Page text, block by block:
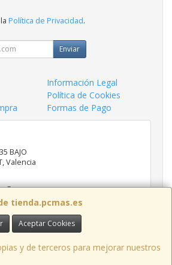
tienda.pcmas.es
Aceptar Cookies
y de terceros para mejorar nuestros
Política de Privacidad.
Enviar
Información Legal
Política de Cookies
Formas de Pago
BAJO
,Valencia